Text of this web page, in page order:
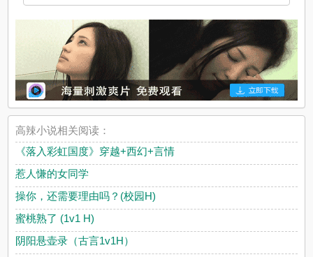
高辣小说相关阅读：
《落入彩虹国度》穿越+西幻+言情
惹人慊的女同学
操你，还需要理由吗？(校园H)
蜜桃熟了 (1v1 H)
阴阳悬壶录（古言1v1H）